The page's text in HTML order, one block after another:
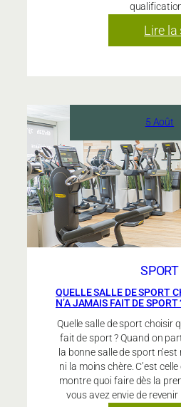
Lire la
5 Août
SPORT
QUELLE SALLE DE SPORT
N’A JAMAIS FAIT DE SPORT
Quelle salle de sport choisir
fait de sport ? Quand on
la bonne salle de sport
ni la moins chère. C’est
montre quoi faire dès la
vous avez envie de revenir